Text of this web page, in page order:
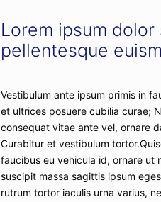
Lorem ipsum
pellentesque
Vestibulum ante ipsum primis in
et ultrices posuere cubilia curae;
consequat vitae ante vel, ornare
Curabitur et vestibulum
faucibus eu vehicula id, ornare ut
suscipit massa sagittis ipsum
rutrum tortor iaculis urna varius,